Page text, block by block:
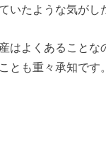
いたような気がし
はよくあることな
とも重々承知です。